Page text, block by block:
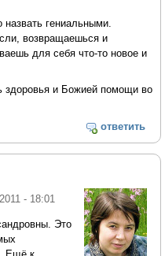
гениальными.
возвращаешься и
для себя что-то новое и
здоровья и Божией помощи во
ответить
- 18:01
Это